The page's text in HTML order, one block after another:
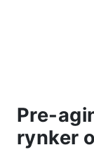
Pre-
rynker